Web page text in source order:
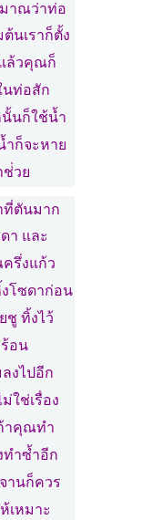
าณว่าท่อ
นเราก็ตั้ง
ล้วคุณก็
นท่อสัก
นก็ใช้น้ำ
ำก็จะหาย
ช่่วย
ที่ตันมาก
า และ
รึ่งแก้ว
งโซดาก่อน
ชู ทิ้งไว้
อน
งไปอีก
ใช่เรื่อง
าคุณทำ
ทำซ้ำอีก
านก็ควร
เหมาะ